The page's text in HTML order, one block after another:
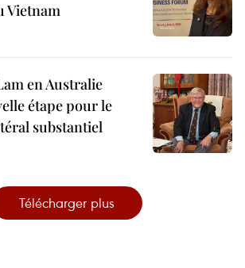
Vietnam
en Australie
étape pour le
substantiel
Télécharger plus